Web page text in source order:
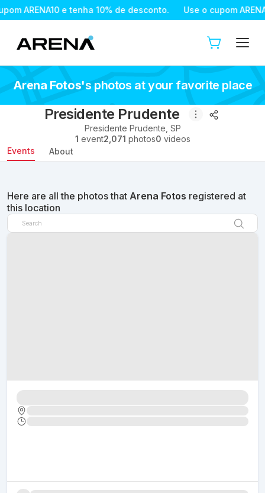
e tenha 10% de desconto. Use o cupom ARENA10 e
Arena Fotos's photos at your favorite place
Presidente Prudente
Presidente Prudente SP
1 event2,071 photos0 videos
Events
About
Here are all the photos that Arena Fotos registered at
this location